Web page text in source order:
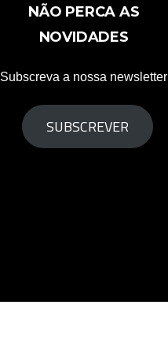
NÃO PERCA AS
NOVIDADES
Subscreva a nossa newsletter
SUBSCREVER